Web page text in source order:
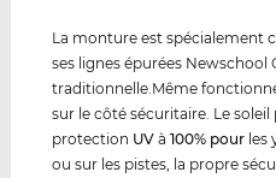
La monture est spécialement
ses lignes épurées
traditionnelle.Même
sur le côté sécuritaire. Le
protection UV à100% pour les
ou sur les pistes, la propre